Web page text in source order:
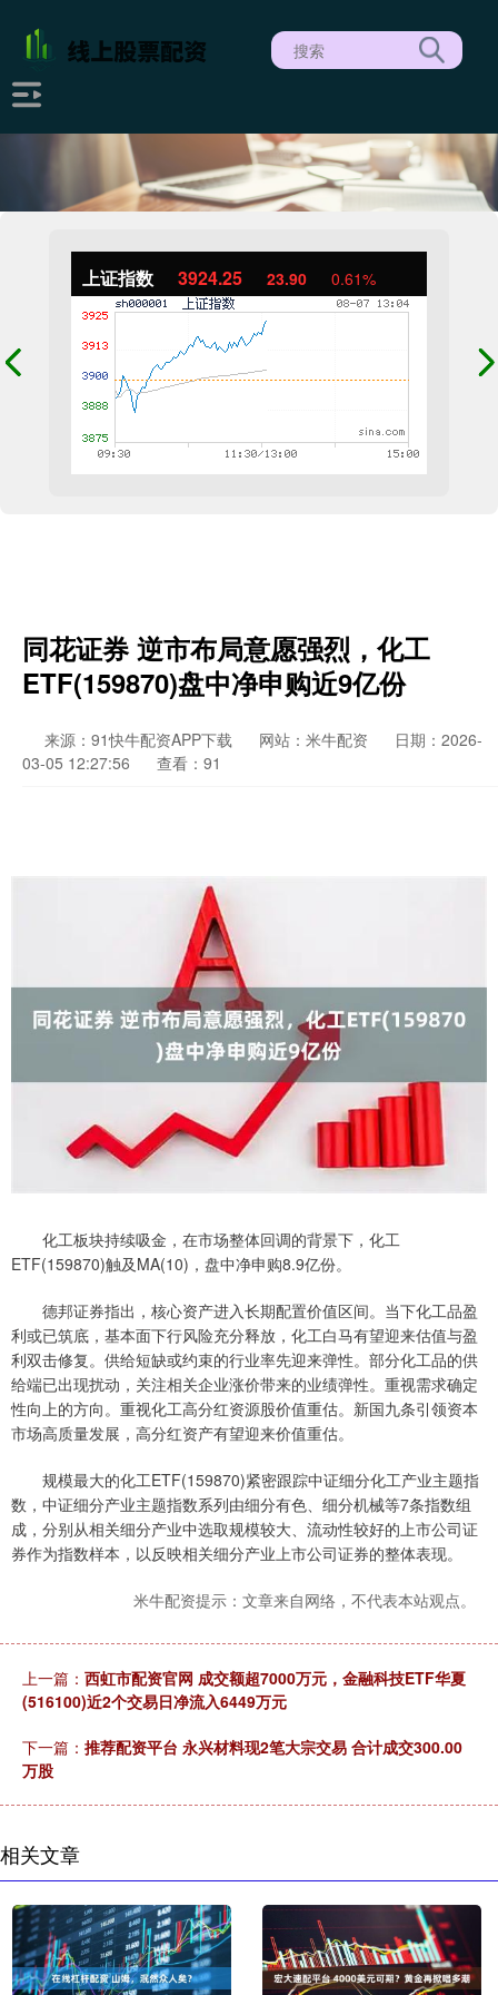
上证指数 3924.25 23.90 0.61%
同花证券 逆市布局意愿强烈，化工
ETF(159870)盘中净申购近9亿份
来源：91快牛配资APP下载 网站：米牛配资
日期：2026-
03-05 12:27:56
查看：91
化工板块持续吸金，在市场整体回调的背景下，化工
ETF(159870)触及MA(10)，盘中净申购8.9亿份。
德邦证券指出，核心资产进入长期配置价值区间。当下化工品盈
利或已筑底，基本面下行风险充分释放，化工白马有望迎来估值与盈
利双击修复。供给短缺或约束的行业率先迎来弹性。部分化工品的供
给端已出现扰动，关注相关企业涨价带来的业绩弹性。重视需求确定
性向上的方向。重视化工高分红资源股价值重估。新国九条引领资本
市场高质量发展，高分红资产有望迎来价值重估。
规模最大的化工ETF(159870)紧密跟踪中证细分化工产业主题指
数，中证细分产业主题指数系列由细分有色、细分机械等7条指数组
成，分别从相关细分产业中选取规模较大、流动性较好的上市公司证
券作为指数样本，以反映相关细分产业上市公司证券的整体表现。
米牛配资提示：文章来自网络，不代表本站观点。
上一篇： 西虹市配资官网 成交额超7000万元，金融科技ETF华夏
(516100)近2个交易日净流入6449万元
下一篇： 推荐配资平台 永兴材料现2笔大宗交易 合计成交300.00
万股
相关文章